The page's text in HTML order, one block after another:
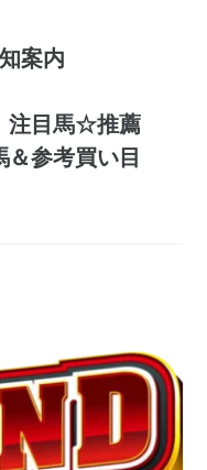
案内
注目馬☆推薦
＆参考買い目